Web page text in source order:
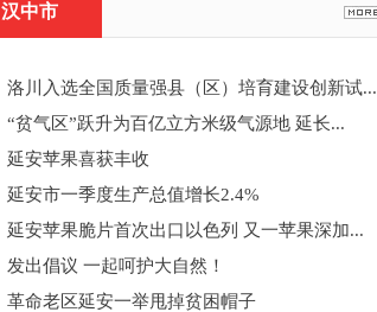
汉中市
洛川入选全国质量强县（区）培育建设创新试...
“贫气区”跃升为百亿立方米级气源地 延长...
延安苹果喜获丰收
延安市一季度生产总值增长2.4%
延安苹果脆片首次出口以色列 又一苹果深加...
发出倡议 一起呵护大自然！
革命老区延安一举甩掉贫困帽子